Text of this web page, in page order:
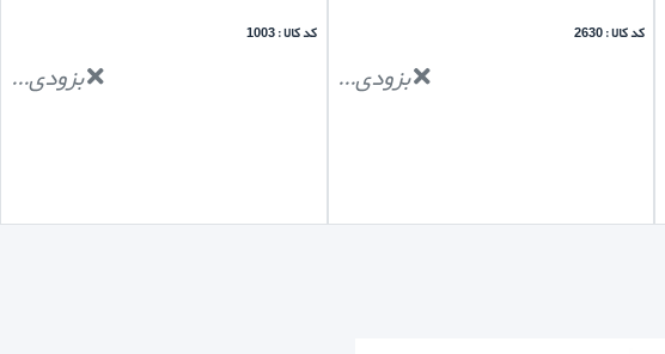
کد کالا : 2630
بزودی...
کد کالا : 1003
بزودی...